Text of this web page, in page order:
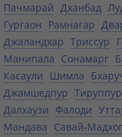
Пачмарай Дханбад
Гургаон Рамнагар
Джаландхар Триссур
Манипала Сонамарг
Касаули Шимла
Джамшедпур Тируппур
Далхаузи Фалоди
Мандава Савай-